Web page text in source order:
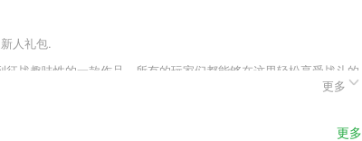
人礼包.
战趣味性的一款作品，所有的玩家们都能够在这里轻松享受战斗的
玩家们能够成就真正的战神，为你赋予全新的战斗乐趣，打造极致的
更多
更多